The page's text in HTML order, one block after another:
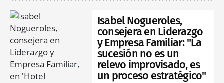
Isabel Nogueroles,
consejera en Liderazgo
y Empresa Familiar: "La
sucesión no es un
relevo improvisado, es
un proceso estratégico"